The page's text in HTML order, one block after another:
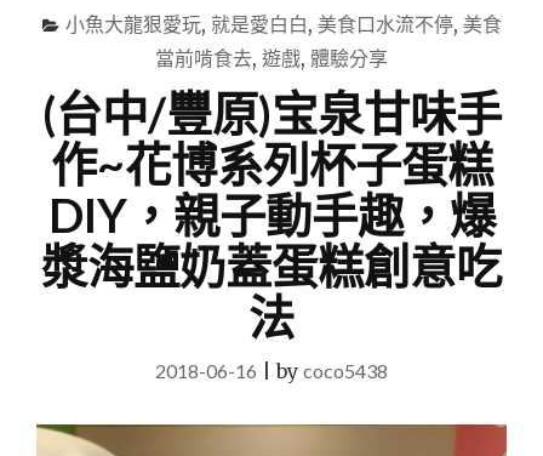
小魚大龍狠愛玩, 就是愛白白, 美食口水流不停, 美食
當前啃食去, 遊戲, 體驗分享
(台中/豐原)宝泉甘味手
作~花博系列杯子蛋糕
DIY，親子動手趣，爆
漿海鹽奶蓋蛋糕創意吃
法
2018-06-16 |by coco5438